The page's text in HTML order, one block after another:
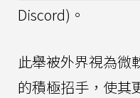
Discord)。
此舉被外界視為微
的積極招手，使其